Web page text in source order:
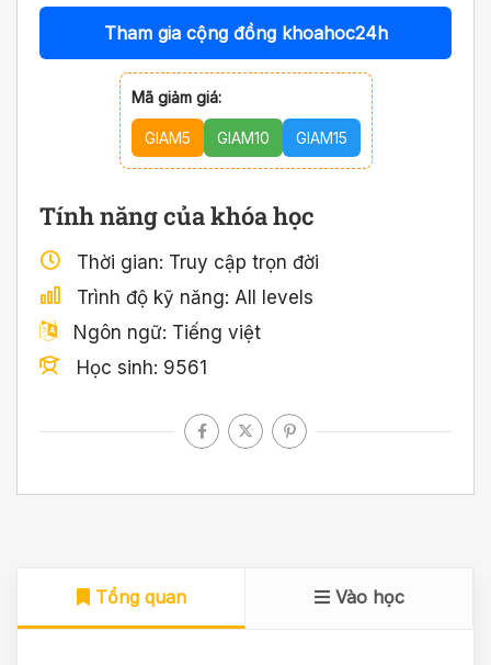
Tổng quan Vào học
Tham gia cộng đồng khoahoc24h
Mã giảm giá:
GIAM5 GIAM10 GIAM15
Tính năng của khóa học
Thời gian Truy cập trọn đời
Trình độ kỹ năng All levels
Ngôn ngữ Tiếng việt
Học sinh 9561